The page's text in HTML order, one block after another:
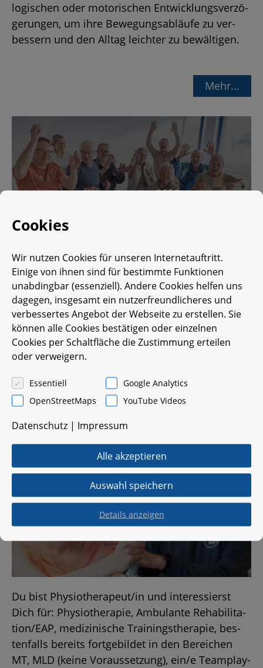
lo­gi­schen oder mo­to­ri­schen Ent­wick­lungs­ver­zö­
ge­run­gen, um ihre Be­we­gungs­ab­läu­fe zu ver­
bes­sern und den All­tag leich­ter zu be­wäl­ti­gen.
Mehr...
Kurs­pro­gramm 2026
Prä­ven­ti­on ist bes­ser als Re­ha­bi­li­ta­ti­on. Des­halb
bie­ten wir auch 2026 wie­der un­se­re Ge­sund­
heits- und Prä­ven­ti­ons­kur­se für eine ganz­heit­li­
che Ge­sund­heits­för­de­rung an.
Phy­sio­the­ra­peut (m/w/d)
Du bist Phy­sio­the­ra­peut/in und in­ter­es­sierst
Dich für: Phy­sio­the­ra­pie, Am­bu­lan­te Re­ha­bi­li­ta­
ti­on/EAP, me­di­zi­ni­sche Trai­nings­the­ra­pie, bes­
ten­falls be­reits fort­ge­bil­det in den Be­rei­chen
MT, MLD (keine Vor­aus­set­zung), ein/e Team­play­
Cookies
Wir nutzen Cookies für unseren Internetauftritt.
Einige von ihnen sind für bestimmte Funktionen
unabdingbar (essenziell). Andere Cookies helfen uns
dagegen, insgesamt ein nutzerfreundlicheres und
verbessertes Angebot der Webseite zu erstellen. Sie
können alle Cookies bestätigen oder einzelnen
Cookies per Schaltfläche die Zustimmung erteilen
oder verweigern.
Essentiell
Google Analytics
OpenStreetMaps
YouTube Videos
Datenschutz | Impressum
Alle akzeptieren
Auswahl speichern
Details anzeigen